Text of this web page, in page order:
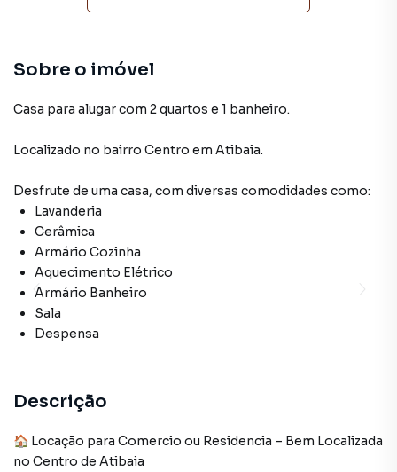
Sobre o imóvel
Casa para alugar com 2 quartos e 1 banheiro.
Localizado no bairro Centro em Atibaia.
Desfrute de uma casa, com diversas comodidades como:
Lavanderia
Cerâmica
Armário Cozinha
Aquecimento Elétrico
Armário Banheiro
Sala
Despensa
Descrição
🏠 Locação para Comercio ou Residencia – Bem Localizada
no Centro de Atibaia